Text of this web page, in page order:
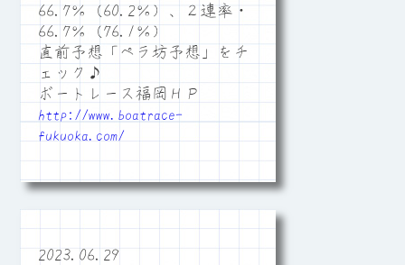
66.7％（60.2％）、２連率・
66.7％（76.1％）
直前予想「ペラ坊予想」をチ
ェック♪
ボートレース福岡ＨＰ
http://www.boatrace-
fukuoka.com/
2023.06.29